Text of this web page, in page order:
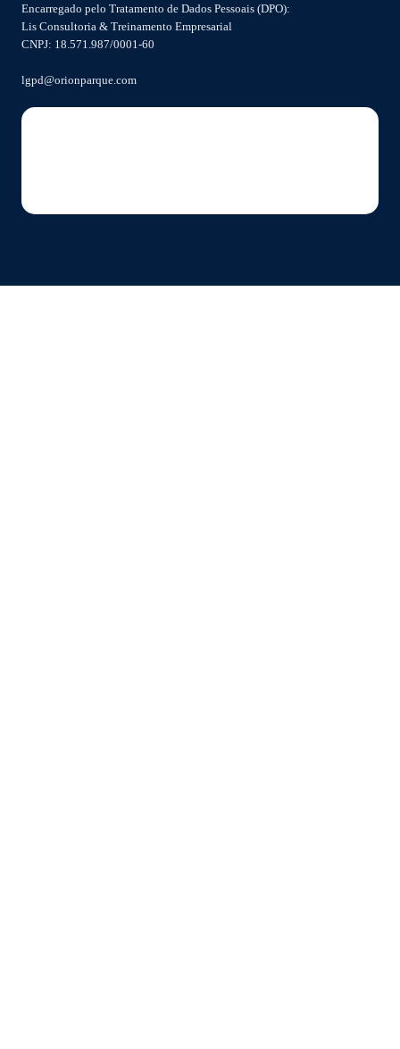
Encarregado pelo Tratamento de Dados Pessoais (DPO):
Lis Consultoria & Treinamento Empresarial
CNPJ: 18.571.987/0001-60
lgpd@orionparque.com